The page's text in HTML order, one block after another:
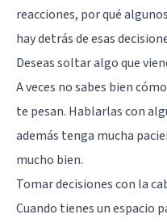
reacciones, por qué
hay detrás de esas
Deseas soltar algo que
A veces no sabes bien
te pesan. Hablarlas con
además tenga mucha
mucho bien.
Tomar decisiones con la
Cuando tienes un espacio